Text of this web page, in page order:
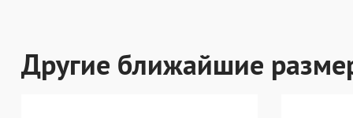
Другие ближайшие